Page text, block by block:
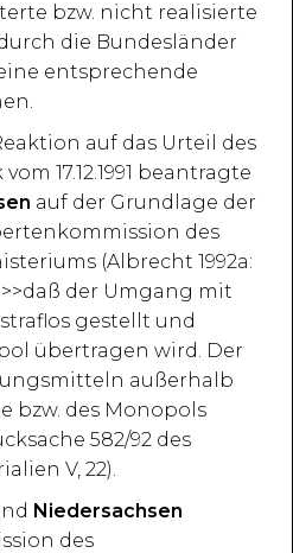
bzw. nicht realisierte
die Bundesländer
entsprechende
auf das Urteil des
17.12.1991 beantragte
auf der Grundlage der
des
(Albrecht 1992a:
der Umgang mit
gestellt und
übertragen wird. Der
außerhalb
bzw. des Monopols
582/92 des
V, 22).
Niedersachsen
des